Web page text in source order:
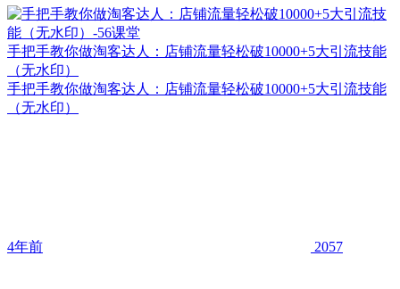
手把手教你做淘客达人：店铺流量轻松破10000+5大引流技能
（无水印）
手把手教你做淘客达人：店铺流量轻松破10000+5大引流技能
（无水印）
4年前 2057